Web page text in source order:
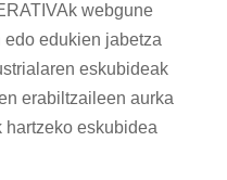
webgune
edo edukien jabetza
eskubideak
erabiltzaileen aurka
eskubidea